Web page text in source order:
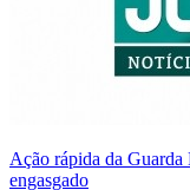
Ação rápida da
engasgado